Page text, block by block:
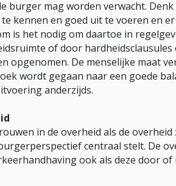
burger mag worden verwacht.
kennen en goed uit te voeren en
is het nodig om daartoe in
of door hardheidsclausules
opgenomen. De menselijke maat
wordt gegaan naar een goede
anderzijds.
in de overheid als de
centraal stelt. De
ook als deze door